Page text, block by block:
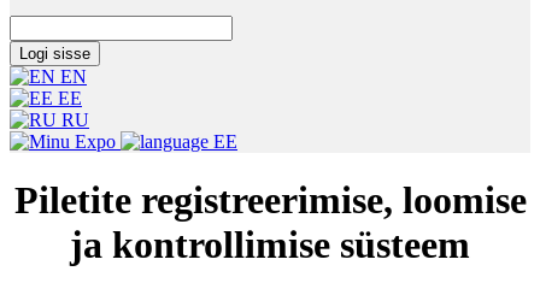
EN
EE
RU
EE
Piletite registreerimise, loomise
ja kontrollimise süsteem